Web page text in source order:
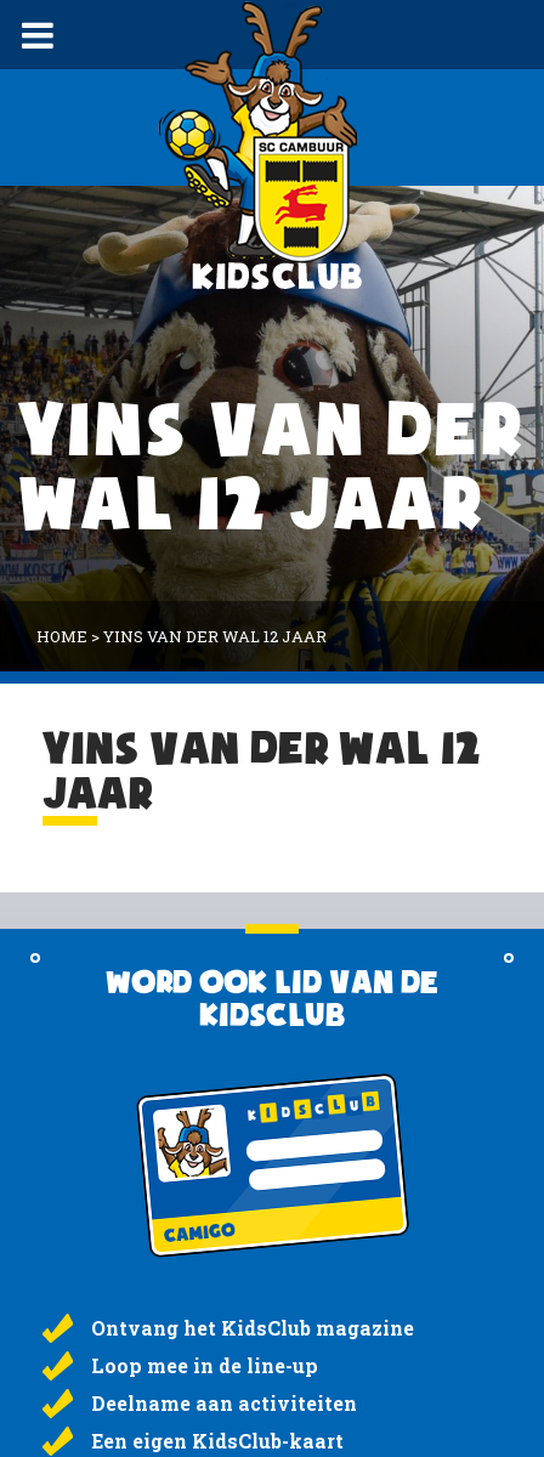
YINS VAN DER
WAL 12 JAAR
HOME >YINS VAN DER WAL 12 JAAR
YINS VAN DER WAL 12
JAAR
Word ook lid van de
KidsClub
Ontvang het KidsClub magazine
Loop mee in de line-up
Deelname aan activiteiten
Een eigen KidsClub-kaart